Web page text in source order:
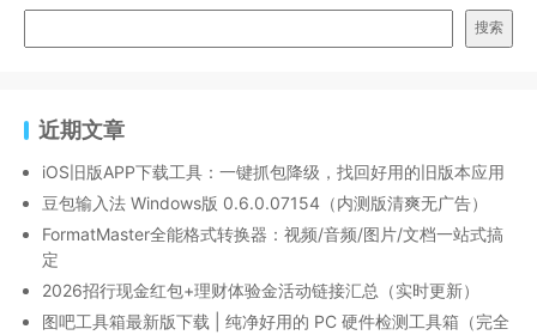
搜索
近期文章
iOS旧版APP下载工具：一键抓包降级，找回好用的旧版本应用
豆包输入法 Windows版 0.6.0.07154（内测版清爽无广告）
FormatMaster全能格式转换器：视频/音频/图片/文档一站式搞
定
2026招行现金红包+理财体验金活动链接汇总（实时更新）
图吧工具箱最新版下载 | 纯净好用的 PC 硬件检测工具箱（完全